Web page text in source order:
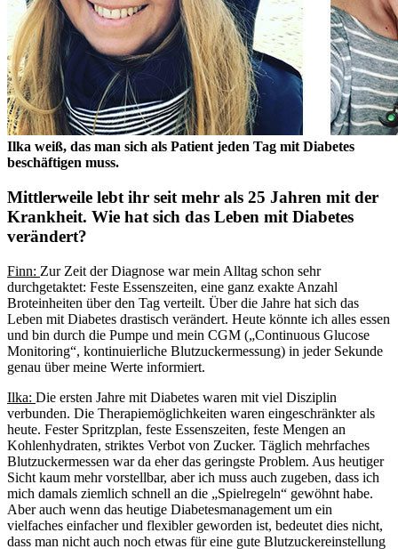
Ilka weiß, das man sich als Patient jeden Tag mit Diabetes
beschäftigen muss.
Mittlerweile lebt ihr seit mehr als 25 Jahren mit der
Krankheit. Wie hat sich das Leben mit Diabetes
verändert?
Finn: Zur Zeit der Diagnose war mein Alltag schon sehr
durchgetaktet: Feste Essenszeiten, eine ganz exakte Anzahl
Broteinheiten über den Tag verteilt. Über die Jahre hat sich das
Leben mit Diabetes drastisch verändert. Heute könnte ich alles essen
und bin durch die Pumpe und mein CGM („Continuous Glucose
Monitoring“, kontinuierliche Blutzuckermessung) in jeder Sekunde
genau über meine Werte informiert.
Ilka: Die ersten Jahre mit Diabetes waren mit viel Disziplin
verbunden. Die Therapiemöglichkeiten waren eingeschränkter als
heute. Fester Spritzplan, feste Essenszeiten, feste Mengen an
Kohlenhydraten, striktes Verbot von Zucker. Täglich mehrfaches
Blutzuckermessen war da eher das geringste Problem. Aus heutiger
Sicht kaum mehr vorstellbar, aber ich muss auch zugeben, dass ich
mich damals ziemlich schnell an die „Spielregeln“ gewöhnt habe.
Aber auch wenn das heutige Diabetesmanagement um ein
vielfaches einfacher und flexibler geworden ist, bedeutet dies nicht,
dass man nicht auch noch etwas für eine gute Blutzuckereinstellung